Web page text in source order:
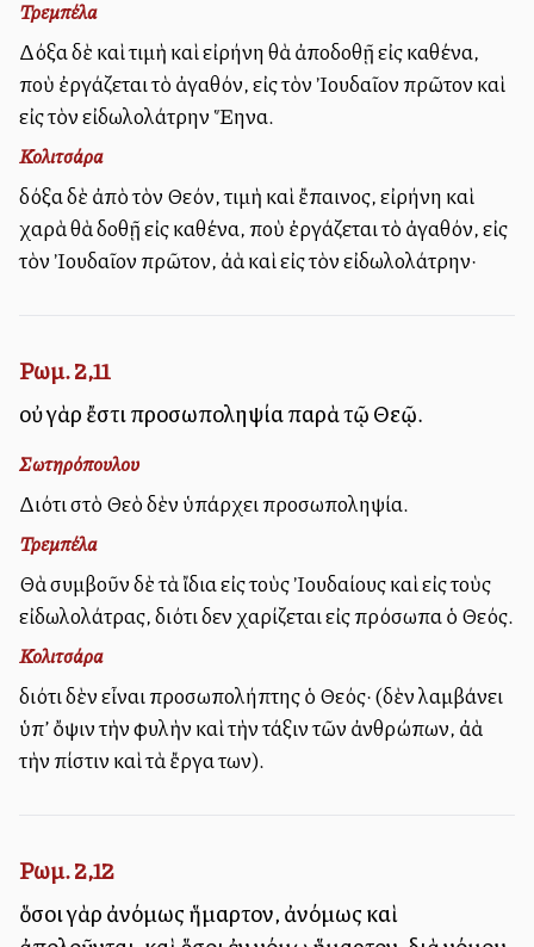
Τρεμπέλα
Δόξα δὲ καὶ τιμὴ καὶ εἰρήνη θὰ ἀποδοθῇ εἰς καθένα,
ποὺ ἐργάζεται τὸ ἀγαθόν, εἰς τὸν Ἰουδαῖον πρῶτον καὶ
εἰς τὸν εἰδωλολάτρην Ἕλληνα.
Κολιτσάρα
δόξα δὲ ἀπὸ τὸν Θεόν, τιμὴ καὶ ἔπαινος, εἰρήνη καὶ
χαρὰ θὰ δοθῇ εἰς καθένα, ποὺ ἐργάζεται τὸ ἀγαθόν, εἰς
τὸν Ἰουδαῖον πρῶτον, ἀλλὰ καὶ εἰς τὸν εἰδωλολάτρην·
Ρωμ. 2,11
οὐ γὰρ ἔστι προσωποληψία παρὰ τῷ Θεῷ.
Σωτηρόπουλου
Διότι στὸ Θεὸ δὲν ὑπάρχει προσωποληψία.
Τρεμπέλα
Θὰ συμβοῦν δὲ τὰ ἴδια εἰς τοὺς Ἰουδαίους καὶ εἰς τοὺς
εἰδωλολάτρας, διότι δεν χαρίζεται εἰς πρόσωπα ὁ Θεός.
Κολιτσάρα
διότι δὲν εἶναι προσωπολήπτης ὁ Θεός· (δὲν λαμβάνει
ὑπ’ ὄψιν τὴν φυλὴν καὶ τὴν τάξιν τῶν ἀνθρώπων, ἀλλὰ
τὴν πίστιν καὶ τὰ ἔργα των).
Ρωμ. 2,12
ὅσοι γὰρ ἀνόμως ἥμαρτον, ἀνόμως καὶ